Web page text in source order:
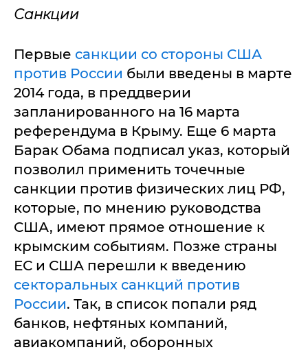
Санкции
Первые санкции со стороны США
против России были введены в марте
2014 года, в преддверии
запланированного на 16 марта
референдума в Крыму. Еще 6 марта
Барак Обама подписал указ, который
позволил применить точечные
санкции против физических лиц РФ,
которые, по мнению руководства
США, имеют прямое отношение к
крымским событиям. Позже страны
ЕС и США перешли к введению
секторальных санкций против
России. Так, в список попали ряд
банков, нефтяных компаний,
авиакомпаний, оборонных